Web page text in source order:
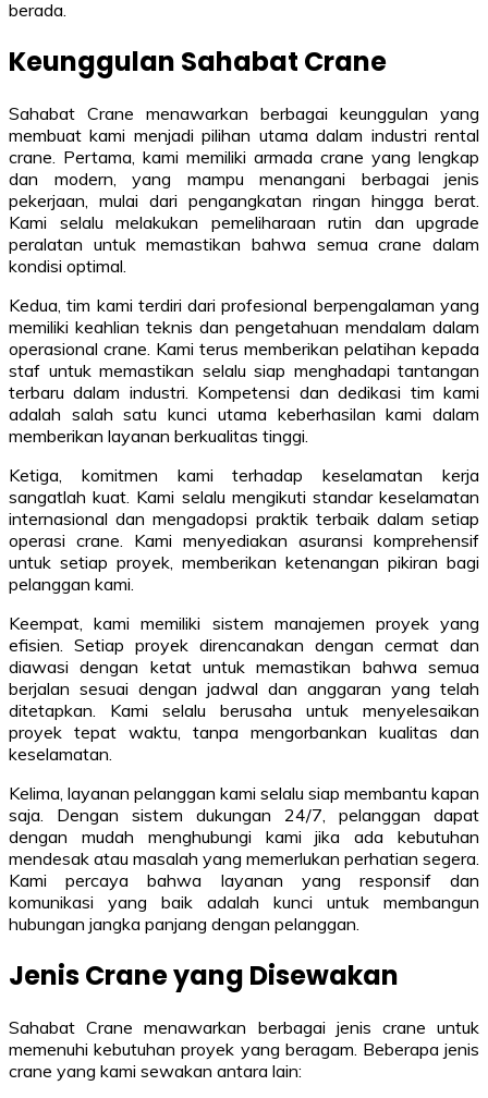
berada.
Keunggulan Sahabat Crane
Sahabat Crane menawarkan berbagai keunggulan yang
membuat kami menjadi pilihan utama dalam industri rental
crane. Pertama, kami memiliki armada crane yang lengkap
dan modern, yang mampu menangani berbagai jenis
pekerjaan, mulai dari pengangkatan ringan hingga berat.
Kami selalu melakukan pemeliharaan rutin dan upgrade
peralatan untuk memastikan bahwa semua crane dalam
kondisi optimal.
Kedua, tim kami terdiri dari profesional berpengalaman yang
memiliki keahlian teknis dan pengetahuan mendalam dalam
operasional crane. Kami terus memberikan pelatihan kepada
staf untuk memastikan selalu siap menghadapi tantangan
terbaru dalam industri. Kompetensi dan dedikasi tim kami
adalah salah satu kunci utama keberhasilan kami dalam
memberikan layanan berkualitas tinggi.
Ketiga, komitmen kami terhadap keselamatan kerja
sangatlah kuat. Kami selalu mengikuti standar keselamatan
internasional dan mengadopsi praktik terbaik dalam setiap
operasi crane. Kami menyediakan asuransi komprehensif
untuk setiap proyek, memberikan ketenangan pikiran bagi
pelanggan kami.
Keempat, kami memiliki sistem manajemen proyek yang
efisien. Setiap proyek direncanakan dengan cermat dan
diawasi dengan ketat untuk memastikan bahwa semua
berjalan sesuai dengan jadwal dan anggaran yang telah
ditetapkan. Kami selalu berusaha untuk menyelesaikan
proyek tepat waktu, tanpa mengorbankan kualitas dan
keselamatan.
Kelima, layanan pelanggan kami selalu siap membantu kapan
saja. Dengan sistem dukungan 24/7, pelanggan dapat
dengan mudah menghubungi kami jika ada kebutuhan
mendesak atau masalah yang memerlukan perhatian segera.
Kami percaya bahwa layanan yang responsif dan
komunikasi yang baik adalah kunci untuk membangun
hubungan jangka panjang dengan pelanggan.
Jenis Crane yang Disewakan
Sahabat Crane menawarkan berbagai jenis crane untuk
memenuhi kebutuhan proyek yang beragam. Beberapa jenis
crane yang kami sewakan antara lain: